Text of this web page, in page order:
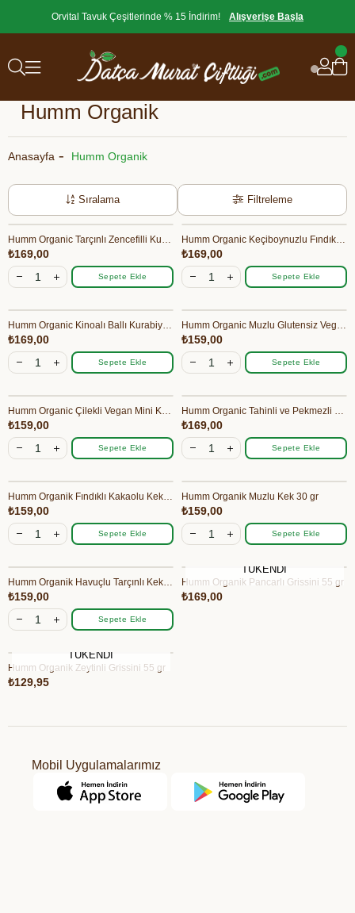
Orvital Tavuk Çeşitlerinde % 15 İndirim! Alışverişe Başla
Humm Organik
Anasayfa Humm Organik
Filtreleme
Sıralama
Humm Organic Tarçınlı Zencefilli Kurabiye 55 gr
₺169,00
Sepete Ekle
Humm Organic Keçiboynuzlu Fındıklı Kurabiye 55 gr
₺169,00
Sepete Ekle
Humm Organic Kinoalı Ballı Kurabiye 55 gr
₺169,00
Sepete Ekle
Humm Organic Muzlu Glutensiz Vegan Mini Küpler 30 gr
₺159,00
Sepete Ekle
Humm Organic Çilekli Vegan Mini Küpler 30 gr
₺159,00
Sepete Ekle
Humm Organic Tahinli ve Pekmezli Vegan Kurabiye 55 gr
₺169,00
Sepete Ekle
Humm Organik Fındıklı Kakaolu Kek 30 gr
₺159,00
Sepete Ekle
Humm Organik Muzlu Kek 30 gr
₺159,00
Sepete Ekle
Humm Organik Havuçlu Tarçınlı Kek 30 gr
₺159,00
Sepete Ekle
TÜKENDI
Humm Organik Pancarlı Grissini 55 gr
₺169,00
TÜKENDI
Humm Organik Zeytinli Grissini 55 gr
₺129,95
Mobil Uygulamalarımız